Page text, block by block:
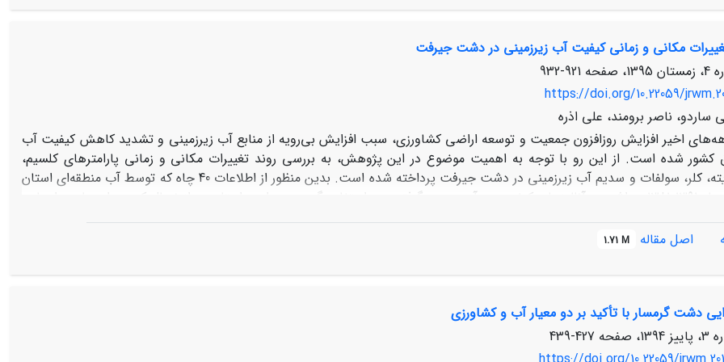
تولید خالص اولیۀ تحت داده‌های بارش و دما در دورۀ آتی (2030-2016) شبیه­سازی گردید. نتایج مقایسۀ پارامترهای اقلیمی در دورۀ پایه (2015-2001) و
مطالعه می‌باشد.
مکانی و زمانی کیفیت آب‌ زیرزمینی در دشت جیرفت
921-932
https://doi.org/10.22059/
ساردو، ناصر برومند، علی اذره
اخیر افزایش روزافزون جمعیت و توسعه اراضی کشاورزی، سبب افزایش بی‌رویه از منابع آب‌ زیرزمینی و تشدید کاهش کیفیت آب
کشور شده است. از این رو با توجه به اهمیت موضوع در این پژوهش، به بررسی روند تغییرات مکانی و زمانی پارامترهای کلسیم،
منیزیم، اسیدیته، کلر، سولفات و سدیم آب ‌زیرزمینی در دشت جیرفت پرداخته شده است. بدین منظور از اطلاعات 40 چاه که توسط آب منطقه‌ای استان
کرمان در ‌سال‌های1391-1381 برداشت و آنالیزهای کیفی روی آن صورت گرفته بود، استفاده گردید. در این راستا پس از نرمال کردن داده‌ها، به ارزیابی
زمین آمار شامل کریجینگ و عکس فاصله وزن‌دار پرداخته و سپس نقشۀ پهنه‌بندی تغییرات مکانی پارامترهای کیفی آب
در سال 1391 نسبت به سال 1381، کاهش یافته است و روند تغییرات به صورتی است که هر چه به سمت جنوب و غرب برویم کیفیت آب کاهش
اصل مقاله 1.71 M
دشت گرمسار با تأکید بر دو معیار آب و کشاورزی
427-439